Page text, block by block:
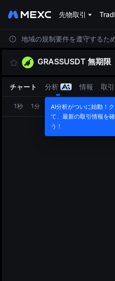
先物取引
地域の規制要件を遵守するた
GRASSUSDT 無期限
チャート 分析 情報 取
1秒 1分 5分 15分 1時 4時
AI分析がついに始動！
て、最新の取引情報を
う！